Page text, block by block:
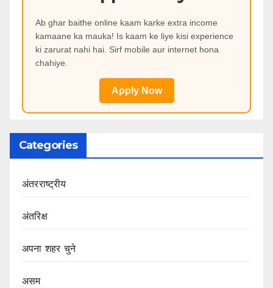
Ab ghar baithe online kaam karke extra income
kamaane ka mauka! Is kaam ke liye kisi experience
ki zarurat nahi hai. Sirf mobile aur internet hona
chahiye.
Apply Now
Categories
अंतरराष्ट्रीय
अंतरिक्ष
अपना शहर चुने
असम